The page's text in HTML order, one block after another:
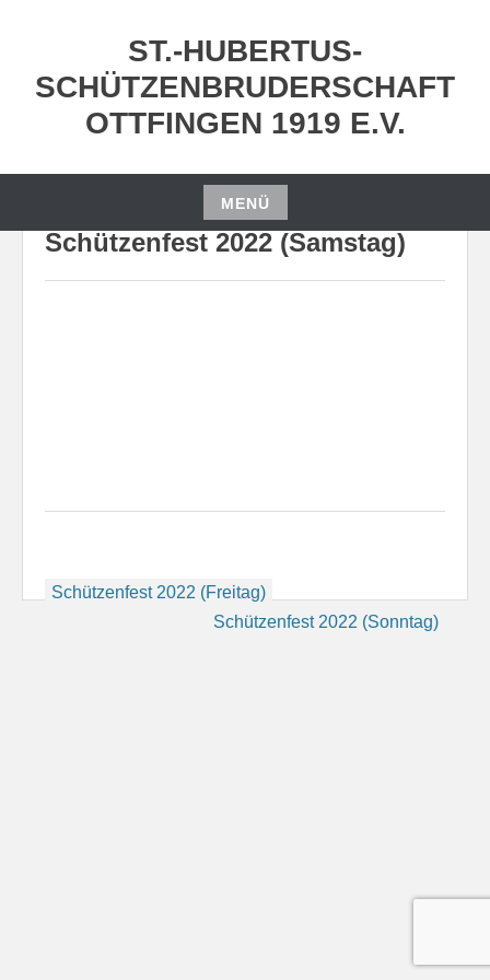
springen
ST.-HUBERTUS-
SCHÜTZENBRUDERSCHAFT
OTTFINGEN 1919 E.V.
MENÜ
ZumSchützenfest 2022 (Samstag)
Beitragsnavigation
Schützenfest 2022 (Freitag)
Schützenfest 2022 (Sonntag)